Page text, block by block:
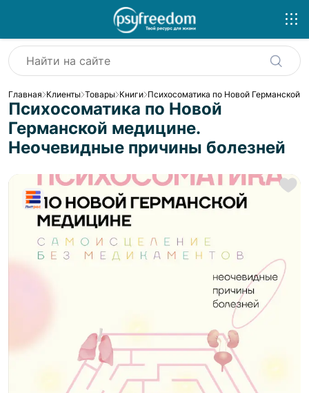
Главная Клиенты Товары Книги Психосоматика по Новой Германской
Психосоматика по Новой
Германской медицине.
Неочевидные причины болезней